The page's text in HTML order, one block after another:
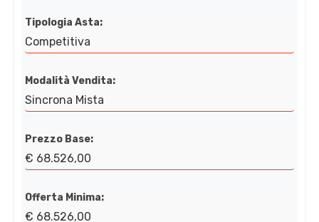
Tipologia Asta:
Competitiva
Modalità Vendita:
Sincrona Mista
Prezzo Base:
€ 68.526,00
Offerta Minima:
€ 68.526,00